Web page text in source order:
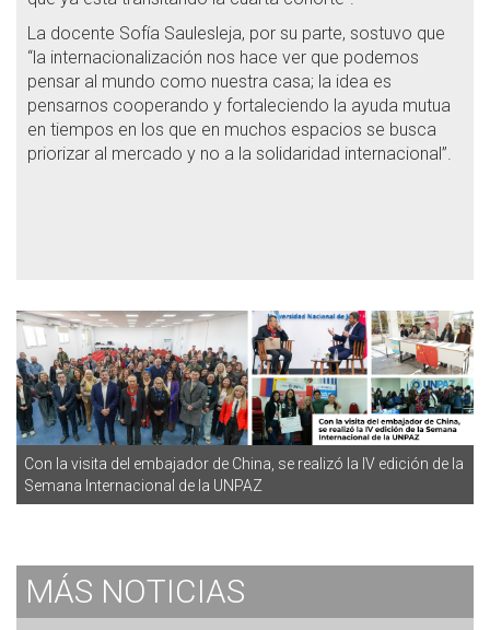
La docente Sofía Saulesleja, por su parte, sostuvo que
“la internacionalización nos hace ver que podemos
pensar al mundo como nuestra casa; la idea es
pensarnos cooperando y fortaleciendo la ayuda mutua
en tiempos en los que en muchos espacios se busca
priorizar al mercado y no a la solidaridad internacional”.
Con la visita del embajador de China, se realizó la IV edición de la
Semana Internacional de la UNPAZ
MÁS NOTICIAS